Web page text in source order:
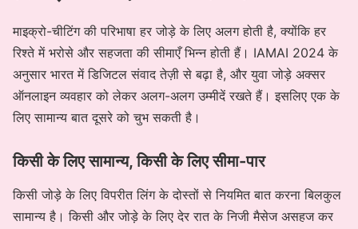
माइक्रो-चीटिंग की परिभाषा हर जोड़े के लिए अलग होती है, क्योंकि हर
रिश्ते में भरोसे और सहजता की सीमाएँ भिन्न होती हैं। IAMAI 2024 के
अनुसार भारत में डिजिटल संवाद तेज़ी से बढ़ा है, और युवा जोड़े अक्सर
ऑनलाइन व्यवहार को लेकर अलग-अलग उम्मीदें रखते हैं। इसलिए एक के
लिए सामान्य बात दूसरे को चुभ सकती है।
किसी के लिए सामान्य, किसी के लिए सीमा-पार
किसी जोड़े के लिए विपरीत लिंग के दोस्तों से नियमित बात करना बिलकुल
सामान्य है। किसी और जोड़े के लिए देर रात के निजी मैसेज असहज कर